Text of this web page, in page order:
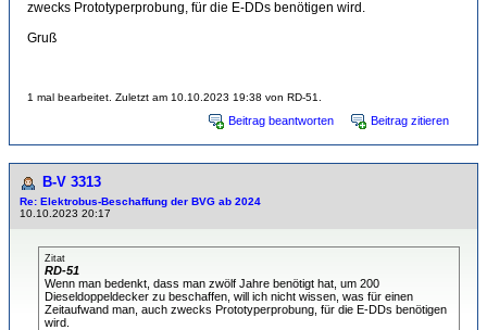
zwecks Prototyperprobung, für die E-DDs benötigen wird.
Gruß
1 mal bearbeitet. Zuletzt am 10.10.2023 19:38 von RD-51.
Beitrag beantworten Beitrag zitieren
B-V 3313
Re: Elektrobus-Beschaffung der BVG ab 2024
10.10.2023 20:17
Zitat
RD-51
Wenn man bedenkt, dass man zwölf Jahre benötigt hat, um 200
Dieseldoppeldecker zu beschaffen, will ich nicht wissen, was für einen
Zeitaufwand man, auch zwecks Prototyperprobung, für die E-DDs benötigen
wird.